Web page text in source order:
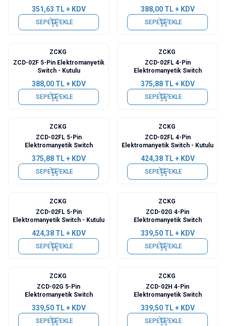
351,63 TL + KDV
SEPETE EKLE
388,00TL + KDV
SEPETE EKLE
ZCKG
ZCD-02F 5-Pin Elektromanyetik
Switch - Kutulu
388,00TL + KDV
SEPETE EKLE
ZCKG
ZCD-02FL 4-Pin
Elektromanyetik Switch
375,88TL + KDV
SEPETE EKLE
ZCKG
ZCD-02FL 5-Pin
Elektromanyetik Switch
375,88TL + KDV
SEPETE EKLE
ZCKG
ZCD-02FL 4-Pin
Elektromanyetik Switch - Kutulu
424,38TL + KDV
SEPETE EKLE
ZCKG
ZCD-02FL 5-Pin
Elektromanyetik Switch - Kutulu
424,38TL + KDV
SEPETE EKLE
ZCKG
ZCD-02G 4-Pin
Elektromanyetik Switch
339,50TL + KDV
SEPETE EKLE
ZCKG
ZCD-02G 5-Pin
Elektromanyetik Switch
339,50TL + KDV
SEPETE EKLE
ZCKG
ZCD-02H 4-Pin
Elektromanyetik Switch
339,50TL + KDV
SEPETE EKLE